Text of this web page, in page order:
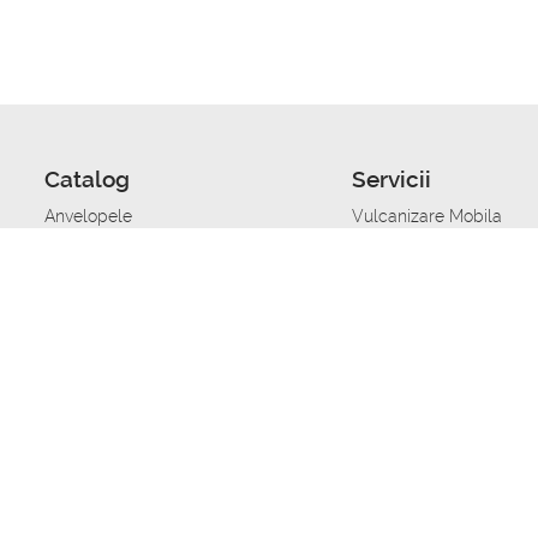
Catalog
Anvelopele
Servicii
Vulcanizare Mobila